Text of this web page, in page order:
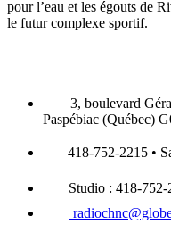
pour l’eau et les égouts de
le futur complexe sportif.
3, boulevard
Paspébiac (Québec)
418-752-2215 •
Studio : 418-752-